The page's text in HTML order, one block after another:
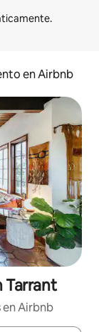
en Airbnb
Tarrant
en Airbnb